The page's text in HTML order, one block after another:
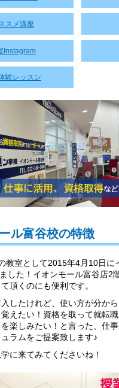
スメ講座
Instagram
験レッスン
ル富谷校の特徴
教室として2015年4月10日に
した！イオンモール富谷店2
頂くのにも便利です。
したけれど、使い方が分か
えたい！資格を取って就転
楽しみたい！と言った、仕
ラムをご提案致します♪
に来てみてくださいね！